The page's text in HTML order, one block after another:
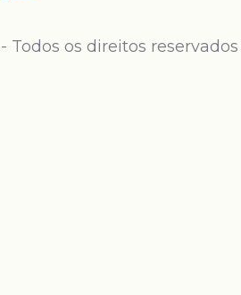
os direitos reservados